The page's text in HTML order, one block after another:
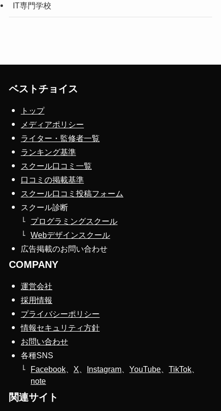
IT専門学校
ベストチョイス
トップ
メディアポリシー
ライター・監修者一覧
ランキング基準
スクール口コミ一覧
口コミの掲載基準
スクール口コミ投稿フォーム
スクール診断
プログラミングスクール
Webデザインスクール
広告掲載のお問い合わせ
COMPANY
運営会社
採用情報
プライバシーポリシー
情報セキュリティ方針
お問い合わせ
各種SNS
Facebook
X Instagram 、YouTube 、TikTok
note
関連サイト